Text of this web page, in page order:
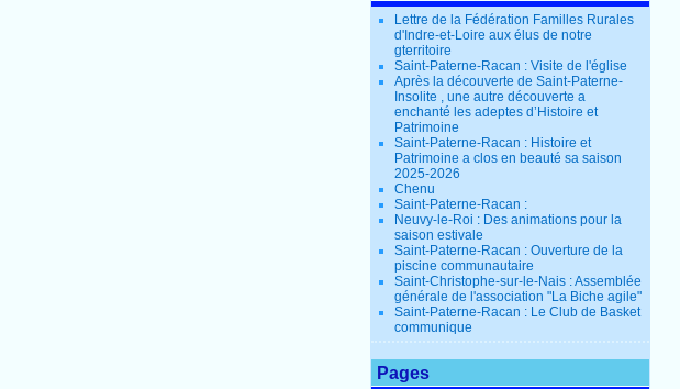
Lettre de la Fédération Familles Rurales
d'Indre-et-Loire aux élus de notre
gterritoire
Saint-Paterne-Racan : Visite de l'église
Après la découverte de Saint-Paterne-
Insolite , une autre découverte a
enchanté les adeptes d’Histoire et
Patrimoine
Saint-Paterne-Racan : Histoire et
Patrimoine a clos en beauté sa saison
2025-2026
Chenu
Saint-Paterne-Racan :
Neuvy-le-Roi : Des animations pour la
saison estivale
Saint-Paterne-Racan : Ouverture de la
piscine communautaire
Saint-Christophe-sur-le-Nais : Assemblée
générale de l'association "La Biche agile"
Saint-Paterne-Racan : Le Club de Basket
communique
Pages